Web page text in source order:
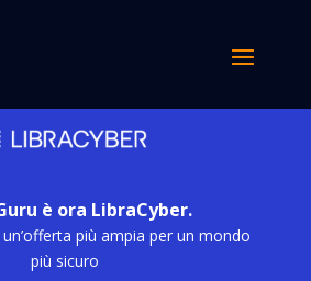
è ora LibraCyber.
più ampia per un mondo
più sicuro